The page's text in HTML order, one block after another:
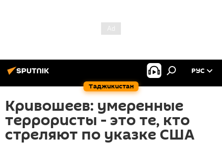
Таджикистан
РУС
Кривошеев: умеренные
террористы - это те, кто
стреляют по указке США